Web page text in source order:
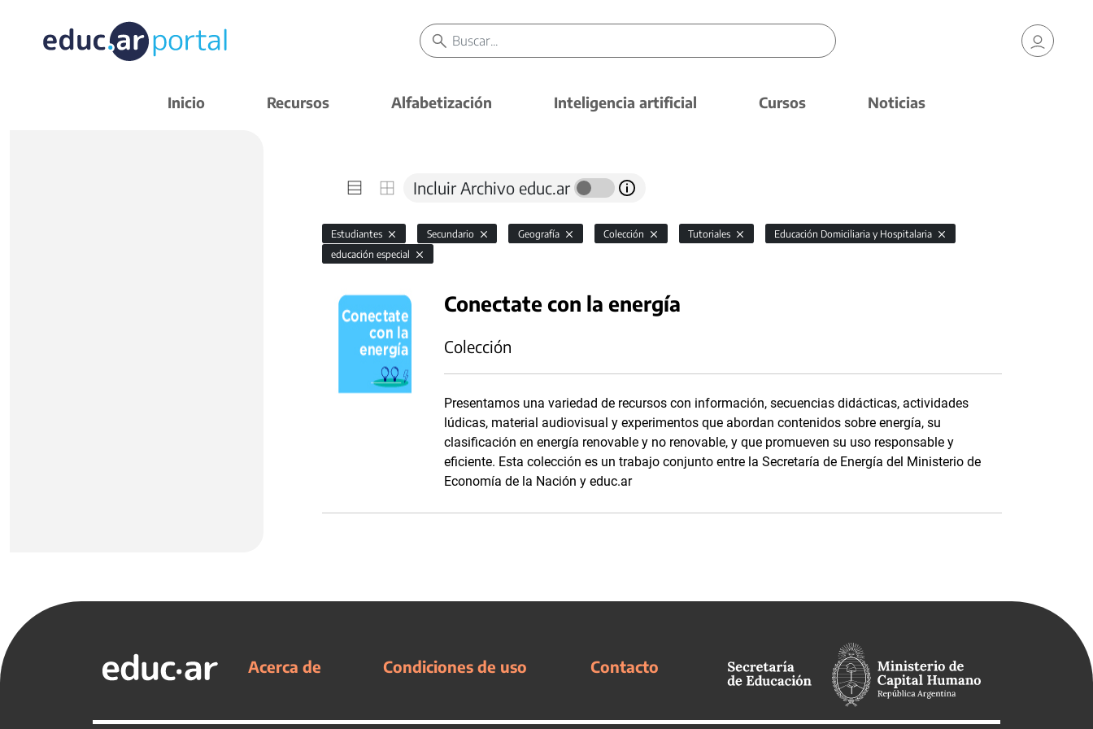
Inicio Recursos Alfabetización Inteligencia artificial Cursos Noticias
Incluir Archivo educ.ar
Estudiantes Secundario Geografía Colección Tutoriales
Educación Domiciliaria y Hospitalaria
educación especial
Conectate con la energía
Colección
Presentamos una variedad de recursos con información, secuencias didácticas, actividades
lúdicas, material audiovisual y experimentos que abordan contenidos sobre energía, su
clasificación en energía renovable y no renovable, y que promueven su uso responsable y
eficiente. Esta colección es un trabajo conjunto entre la Secretaría de Energía del Ministerio de
Economía de la Nación y educ.ar
Acerca de Condiciones de uso Contacto